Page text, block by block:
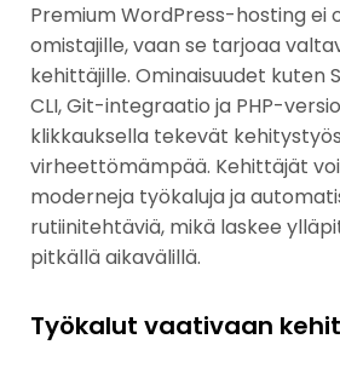
Premium WordPress-hosting ei
omistajille, vaan se tarjoaa
kehittäjille. Ominaisuudet kuten
CLI, Git-integraatio ja PHP-
klikkauksella tekevät
virheettömämpää. Kehittäjät
moderneja työkaluja ja
rutiinitehtäviä, mikä laskee
pitkällä aikavälillä.
Työkalut vaativaan